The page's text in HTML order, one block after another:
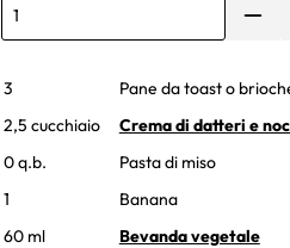
3
Pane da toast o
2,5 cucchiaio
Crema di datteri e
0 q.b.
Pasta di miso
1
Banana
60 ml
Bevanda vegetale